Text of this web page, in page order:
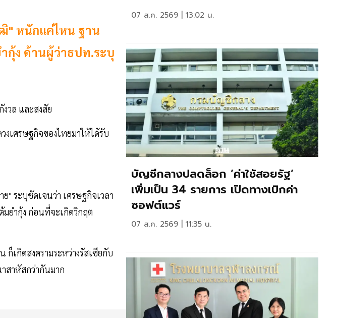
ฒิ" หนักแค่ไหน ฐาน
กุ้ง ด้านผู้ว่าธปท.ระบุ
วล และสงสัย
เศรษฐกิจของไทยมาให้ได้รับ
" ระบุชัดเจนว่า เศรษฐกิจเวลา
ยำกุ้ง ก่อนที่จะเกิดวิกฤต
เกิดสงครามระหว่างรัสเซียกับ
สาหัสกว่ากันมาก
07 ส.ค. 2569 | 13:02 น.
บัญชีกลางปลดล็อก ‘ค่าใช้สอยรัฐ‘
เพิ่มเป็น 34 รายการ เปิดทางเบิกค่า
ซอฟต์แวร์
07 ส.ค. 2569 | 11:35 น.